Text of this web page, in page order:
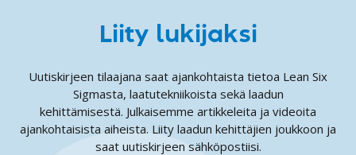
Liity lukijaksi
Uutiskirjeen tilaajana saat ajankohtaista tietoa Lean Six
Sigmasta, laatutekniikoista sekä laadun
kehittämisestä. Julkaisemme artikkeleita ja videoita
ajankohtaisista aiheista. Liity laadun kehittäjien joukkoon ja
saat uutiskirjeen sähköpostiisi.